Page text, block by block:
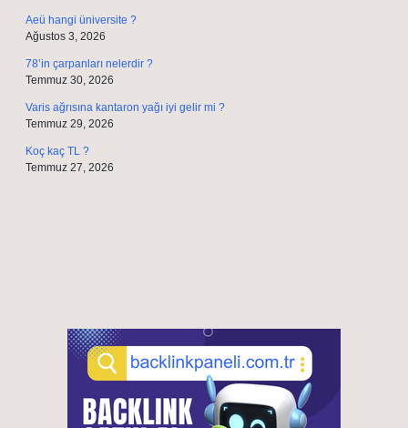
Aeü hangi üniversite ?
Ağustos 3, 2026
78’in çarpanları nelerdir ?
Temmuz 30, 2026
Varis ağrısına kantaron yağı iyi gelir mi ?
Temmuz 29, 2026
Koç kaç TL ?
Temmuz 27, 2026